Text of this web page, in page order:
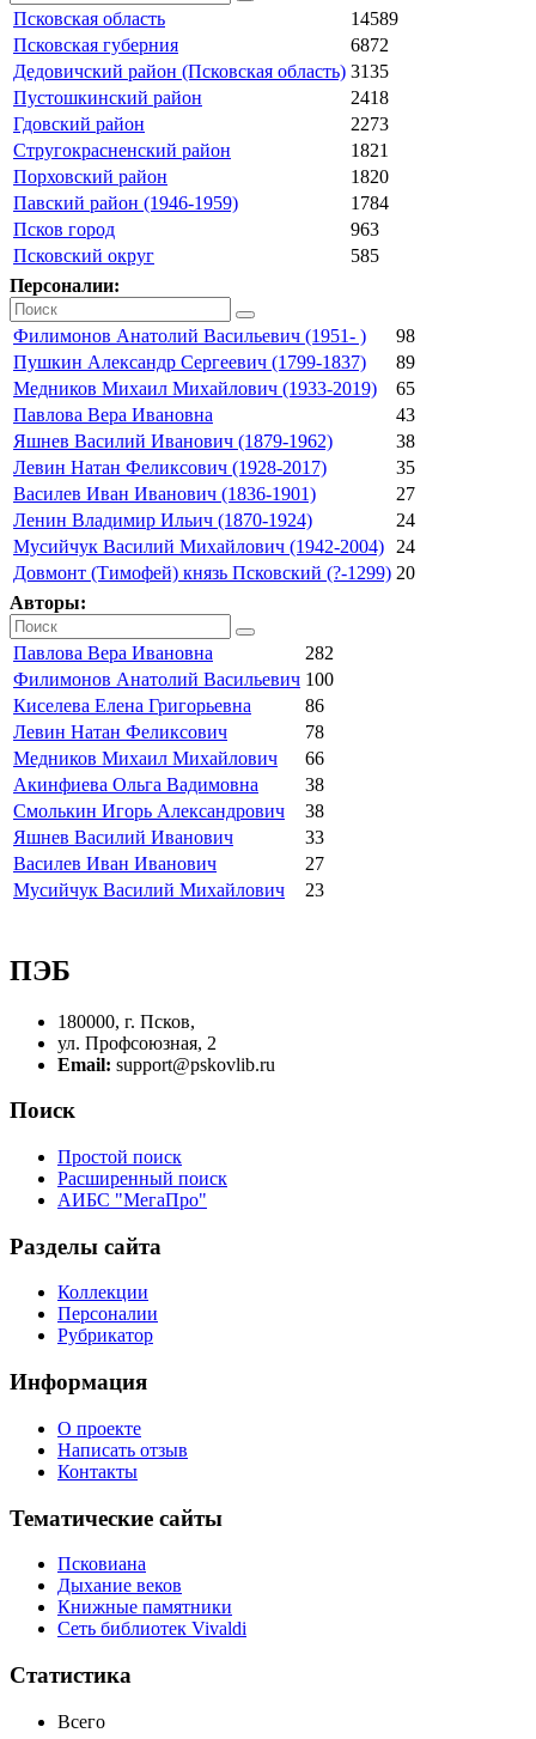
Псковская область
14589
Псковская губерния
6872
Дедовичский район (Псковская область) 3135
Пустошкинский район
2418
Гдовский район
2273
Стругокрасненский район
1821
Порховский район
1820
Павский район (1946-1959)
1784
Псков город
963
Псковский округ
585
Персоналии:
Филимонов Анатолий Васильевич (1951- )
98
Пушкин Александр Сергеевич (1799-1837)
89
Медников Михаил Михайлович (1933-2019)
65
Павлова Вера Ивановна
43
Яшнев Василий Иванович (1879-1962)
38
Левин Натан Феликсович (1928-2017)
35
Василев Иван Иванович (1836-1901)
27
Ленин Владимир Ильич (1870-1924)
24
Мусийчук Василий Михайлович (1942-2004)
24
Довмонт (Тимофей) князь Псковский (?-1299) 20
Авторы:
Павлова Вера Ивановна
282
Филимонов Анатолий Васильевич 100
Киселева Елена Григорьевна
86
Левин Натан Феликсович
78
Медников Михаил Михайлович
66
Акинфиева Ольга Вадимовна
38
Смолькин Игорь Александрович
38
Яшнев Василий Иванович
33
Василев Иван Иванович
27
Мусийчук Василий Михайлович
23
ПЭБ
180000, г. Псков,
ул. Профсоюзная, 2
Email: support@pskovlib.ru
Поиск
Простой поиск
Расширенный поиск
АИБС "МегаПро"
Разделы сайта
Коллекции
Персоналии
Рубрикатор
Информация
О проекте
Написать отзыв
Контакты
Тематические сайты
Псковиана
Дыхание веков
Книжные памятники
Сеть библиотек Vivaldi
Статистика
Всего